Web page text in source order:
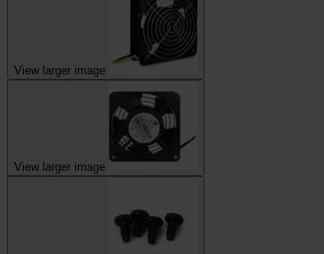
View larger image
View larger image